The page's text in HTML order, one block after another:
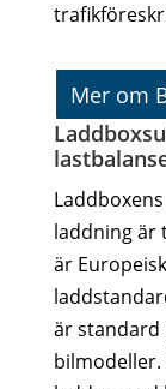
Mer om
laddning är
är Europeisk
är standard
bilmodeller.